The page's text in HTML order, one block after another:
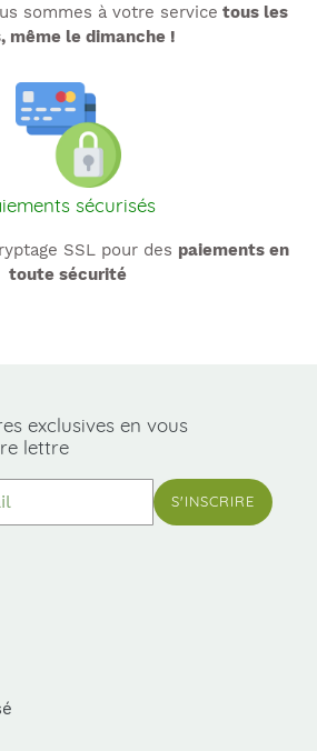
sommes à votre service tous les
même le dimanche !
sécurisés
SSL pour des paiements en
toute sécurité
exclusives en vous
lettre
S'INSCRIRE